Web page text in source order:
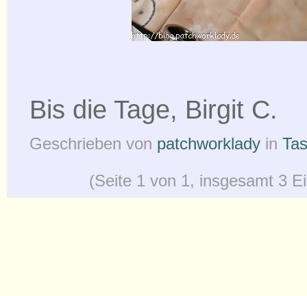
Bis die Tage, Birgit C.
Geschrieben von patchworklady in
(Seite 1 von 1, insgesamt 3